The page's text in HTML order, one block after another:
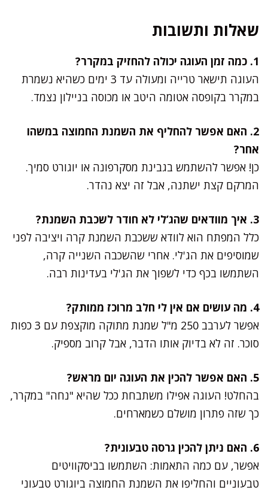
שאלות ותשובות
1. כמה זמן העוגה יכולה להחזיק במקרר?
העוגה תישאר טרייה ומעולה עד 3 ימים כשהיא נשמרת
במקרר בקופסה אטומה היטב או מכוסה בניילון נצמד.
2. האם אפשר להחליף את השמנת החמוצה במשהו
אחר?
כן! אפשר להשתמש בגבינת מסקרפונה או יוגורט סמיך.
המרקם קצת ישתנה, אבל זה יצא נהדר.
3. איך מוודאים שהג’לי לא חודר לשכבת השמנת?
כלל המפתח הוא לוודא ששכבת השמנת קרה ויציבה לפני
שמוסיפים את הג'לי. אחרי שהשכבה השנייה קרה,
השתמשו בכף כדי לשפוך את הג'לי בעדינות רבה.
4. מה עושים אם אין לי חלב מרוכז ממותק?
אפשר לערבב 250 מ"ל שמנת מתוקה מוקצפת עם 3 כפות
סוכר. זה לא בדיוק אותו הדבר, אבל קרוב מספיק.
5. האם אפשר להכין את העוגה יום מראש?
בהחלט! העוגה אפילו משתבחת ככל שהיא "נחה" במקרר,
כך שזה פתרון מושלם כשמארחים.
6. האם ניתן להכין גרסה טבעונית?
אפשר, עם כמה התאמות: השתמשו בביסקוויטים
טבעוניים והחליפו את השמנת החמוצה ביוגורט טבעוני